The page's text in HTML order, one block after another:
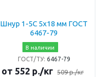
Шнур 1-5С 5х18 мм ГОСТ
6467-79
В наличии
ГОСТ/ТУ: 6467-79
от 552 р./кг 509 р./кг